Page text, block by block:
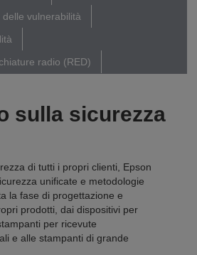
vulnerabilità
radio (RED)
sulla sicurezza
di tutti i propri clienti, Epson
unificate e metodologie
la fase di progettazione e
prodotti, dai dispositivi per
per ricevute
e alle stampanti di grande